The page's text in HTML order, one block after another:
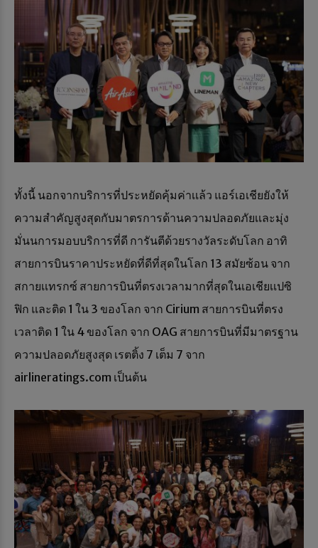
ทั้งนี้ นอกจากบริการที่ประหยัดคุ้มค่าเเล้ว แอร์เอเชียยังให้
ความสำคัญสูงสุดกับมาตรการด้านความปลอดภัยเเละมุ่ง
มั่นนการมอบบริการที่ดี การันตีด้วยรางวัลระดับโลก อาทิ
สายการบินราคาประหยัดที่ดีที่สุดในโลก 13 สมัยซ้อน จาก
สกายเเทรกซ์ สายการบินที่ตรงเวลามากที่สุดในเอเชียเเปซิ
ฟิก และติด 1 ใน 3 ของโลก จาก Cirium สายการบินที่ตรง
เวลาติด 1 ใน 4 ของโลก จาก OAG สายการบินที่มีมาตรฐาน
ความปลอดภัยสูงสุด เรตติ้ง 7 เต็ม 7 จาก
airlineratings.com เป็นต้น